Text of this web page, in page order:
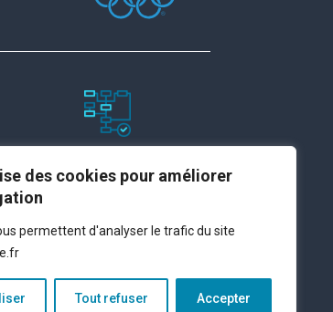
des cookies pour améliorer
permettent d'analyser le trafic du site
Tout refuser Accepter
Paramètres du site
Contact
Mentions légales